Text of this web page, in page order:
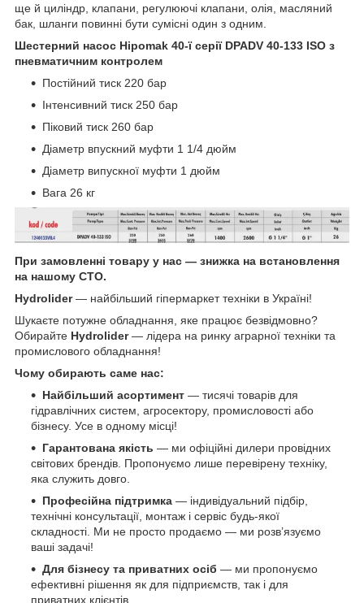
ще й циліндр, клапани, регулюючі клапани, олія, масляний
бак, шланги повинні бути сумісні один з одним.
Шестерний насос Hipomak 40-ї серії DPADV 40-133 ISO з
пневматичним контролем
Постійний тиск 220 бар
Інтенсивний тиск 250 бар
Піковий тиск 260 бар
Діаметр впускний муфти 1 1/4 дюйм
Діаметр випускної муфти 1 дюйм
Вага 26 кг
При замовленні товару у нас ― знижка на встановлення
на нашому СТО.
Hydrolider— найбільший гіпермаркет техніки в Україні!
Шукаєте потужне обладнання, яке працює безвідмовно?
Обирайте Hydrolider— лідера на ринку аграрної техніки та
промислового обладнання!
Чому обирають саме нас:
Найбільший асортимент — тисячі товарів для
гідравлічних систем, агросектору, промисловості або
бізнесу. Усе в одному місці!
Гарантована якість — ми офіційні дилери провідних
світових брендів. Пропонуємо лише перевірену техніку,
яка служить довго.
Професійна підтримка — індивідуальний підбір,
технічні консультації, монтаж і сервіс будь-якої
складності. Ми не просто продаємо — ми розв’язуємо
ваші задачі!
Для бізнесу та приватних осіб — ми пропонуємо
ефективні рішення як для підприємств, так і для
приватних клієнтів.